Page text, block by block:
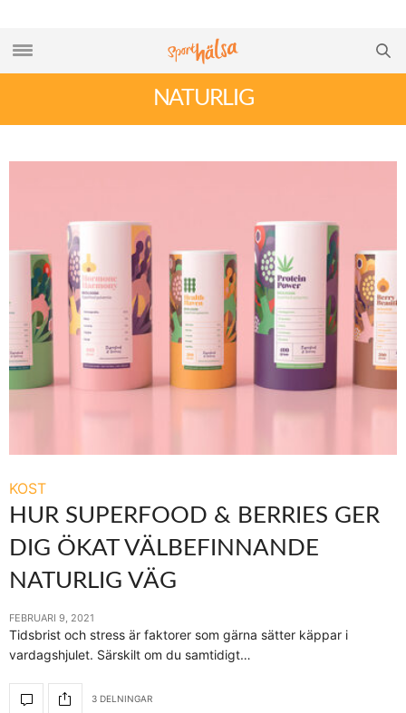
NATURLIG
KOST
HUR SUPERFOOD & BERRIES GER
DIG ÖKAT VÄLBEFINNANDE
NATURLIG VÄG
FEBRUARI 9, 2021
Tidsbrist och stress är faktorer som gärna sätter käppar i
vardagshjulet. Särskilt om du samtidigt…
3 DELNINGAR